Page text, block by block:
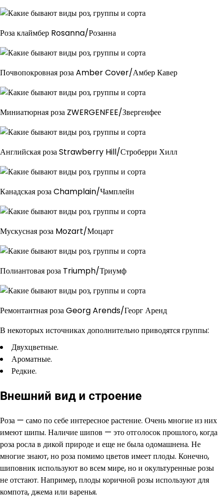
Роза клаймбер Rosanna/Розанна
Почвопокровная роза Amber Cover/Амбер Кавер
Миниатюрная роза ZWERGENFEE/Звергенфее
Английская роза Strawberry Hill/Строберри Хилл
Канадская роза Champlain/Чамплейн
Мускусная роза Mozart/Моцарт
Полиантовая роза Triumph/Триумф
Ремонтантная роза Georg Arends/Георг Аренд
В некоторых источниках дополнительно приводятся группы:
Двухцветные.
Ароматные.
Редкие.
Внешний вид и строение
Роза — само по себе интересное растение. Очень многие из них
имеют шипы. Наличие шипов — это отголосок прошлого, когда
роза росла в дикой природе и еще не была одомашнена. Не
многие знают, но роза помимо цветов имеет плоды. Конечно,
шиповник используют во всем мире, но и окультуренные розы
не отстают. Например, плоды коричной розы используют для
компота, джема или варенья.